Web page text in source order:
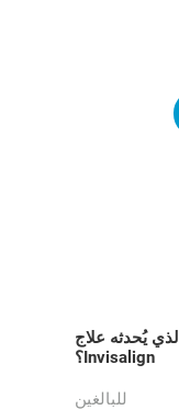
يُحدثه علاج
Invisalign؟
للبالغين